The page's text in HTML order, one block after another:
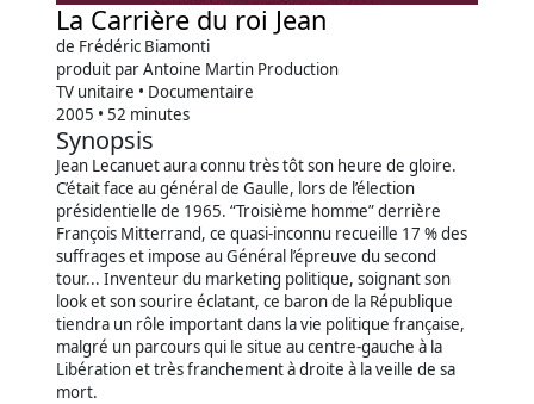
La Carrière du roi Jean
de Frédéric Biamonti
produit par Antoine Martin Production
TV unitaire • Documentaire
2005 • 52 minutes
Synopsis
Jean Lecanuet aura connu très tôt son heure de gloire.
C’était face au général de Gaulle, lors de l’élection
présidentielle de 1965. “Troisième homme” derrière
François Mitterrand, ce quasi-inconnu recueille 17 % des
suffrages et impose au Général l’épreuve du second
tour... Inventeur du marketing politique, soignant son
look et son sourire éclatant, ce baron de la République
tiendra un rôle important dans la vie politique française,
malgré un parcours qui le situe au centre-gauche à la
Libération et très franchement à droite à la veille de sa
mort.